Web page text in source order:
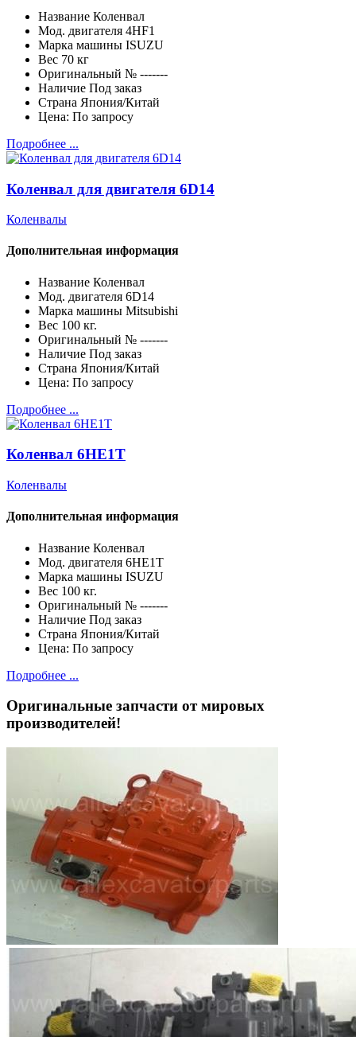
Название Коленвал
Мод. двигателя 4HF1
Марка машины ISUZU
Вес 70 кг
Оригинальный № -------
Наличие Под заказ
Страна Япония/Китай
Цена: По запросу
Подробнее ...
Коленвал для двигателя 6D14
Коленвалы
Дополнительная информация
Название Коленвал
Мод. двигателя 6D14
Марка машины Mitsubishi
Вес 100 кг.
Оригинальный № -------
Наличие Под заказ
Страна Япония/Китай
Цена: По запросу
Подробнее ...
Коленвал 6HE1T
Коленвалы
Дополнительная информация
Название Коленвал
Мод. двигателя 6HE1T
Марка машины ISUZU
Вес 100 кг.
Оригинальный № -------
Наличие Под заказ
Страна Япония/Китай
Цена: По запросу
Подробнее ...
Оригинальные запчасти от мировых
производителей!